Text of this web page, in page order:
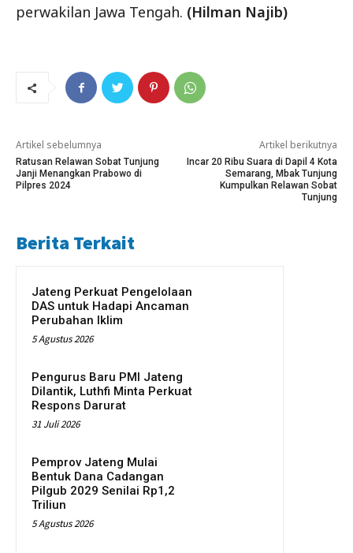
perwakilan Jawa Tengah. (Hilman Najib)
Artikel sebelumnya
Ratusan Relawan Sobat Tunjung
Janji Menangkan Prabowo di
Pilpres 2024
Artikel berikutnya
Incar 20 Ribu Suara di Dapil 4 Kota
Semarang, Mbak Tunjung
Kumpulkan Relawan Sobat
Tunjung
Berita Terkait
Jateng Perkuat Pengelolaan
DAS untuk Hadapi Ancaman
Perubahan Iklim
5 Agustus 2026
Pengurus Baru PMI Jateng
Dilantik, Luthfi Minta Perkuat
Respons Darurat
31 Juli 2026
Pemprov Jateng Mulai
Bentuk Dana Cadangan
Pilgub 2029 Senilai Rp1,2
Triliun
5 Agustus 2026